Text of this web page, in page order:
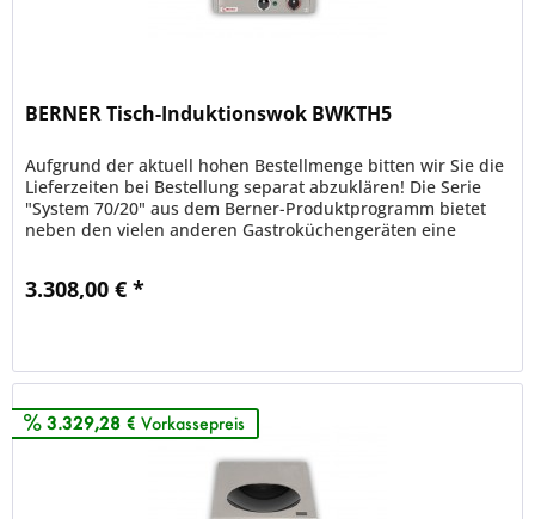
BERNER Tisch-Induktionswok BWKTH5
Aufgrund der aktuell hohen Bestellmenge bitten wir Sie die
Lieferzeiten bei Bestellung separat abzuklären! Die Serie
"System 70/20" aus dem Berner-Produktprogramm bietet
neben den vielen anderen Gastroküchengeräten eine
3.308,00 € *
3.329,28 € Vorkassepreis